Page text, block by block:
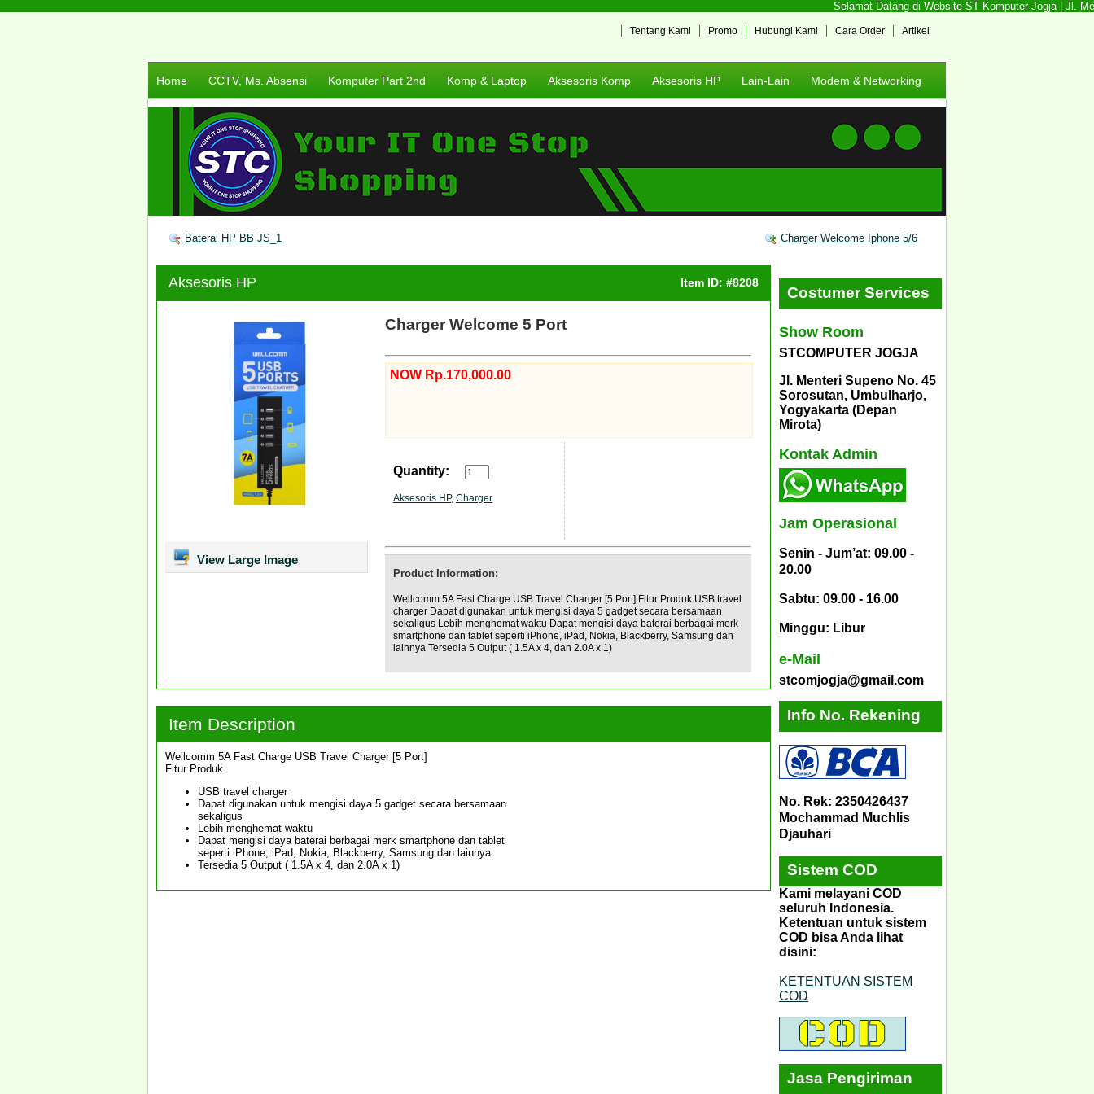
Selamat Datang di Website ST Komputer Jogja | Jl.
Artikel
Cara Order
Hubungi Kami
Promo
Tentang Kami
Home CCTV, Ms. Absensi Komputer Part 2nd Komp & Laptop Aksesoris Komp Aksesoris HP Lain-Lain Modem & Networking
Baterai HP BB JS_1 Charger Welcome Iphone 5/6
Aksesoris HP Item ID: #8208
View Large Image
Charger Welcome 5 Port
NOW Rp.170,000.00
Quantity:
Aksesoris HP, Charger
Product Information:
Wellcomm 5A Fast Charge USB Travel Charger [5 Port] Fitur Produk USB travel
charger Dapat digunakan untuk mengisi daya 5 gadget secara bersamaan
sekaligus Lebih menghemat waktu Dapat mengisi daya baterai berbagai merk
smartphone dan tablet seperti iPhone, iPad, Nokia, Blackberry, Samsung dan
lainnya Tersedia 5 Output ( 1.5A x 4, dan 2.0A x 1)
Item Description
Wellcomm 5A Fast Charge USB Travel Charger [5 Port]
Fitur Produk
USB travel charger
Dapat digunakan untuk mengisi daya 5 gadget secara bersamaan
sekaligus
Lebih menghemat waktu
Dapat mengisi daya baterai berbagai merk smartphone dan tablet
seperti iPhone, iPad, Nokia, Blackberry, Samsung dan lainnya
Tersedia 5 Output ( 1.5A x 4, dan 2.0A x 1)
Costumer Services
Show Room
STCOMPUTER JOGJA
Jl. Menteri Supeno No. 45
Sorosutan, Umbulharjo,
Yogyakarta (Depan
Mirota)
Kontak Admin
Jam Operasional
Senin - Jum’at: 09.00 -
20.00
Sabtu: 09.00 - 16.00
Minggu: Libur
e-Mail
stcomjogja@gmail.com
Info No. Rekening
No. Rek: 2350426437
Mochammad Muchlis
Djauhari
Sistem COD
Kami melayani COD
seluruh Indonesia.
Ketentuan untuk sistem
COD bisa Anda lihat
disini:
KETENTUAN SISTEM
COD
Jasa Pengiriman